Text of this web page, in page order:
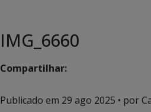
IMG_6660
Compartilhar:
Publicado em 29 ago 2025 • por